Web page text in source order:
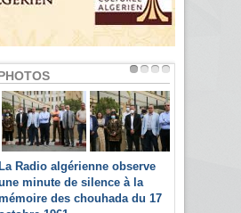
La Radio algérienne observe
minute de silence à la
des chouhada du 17